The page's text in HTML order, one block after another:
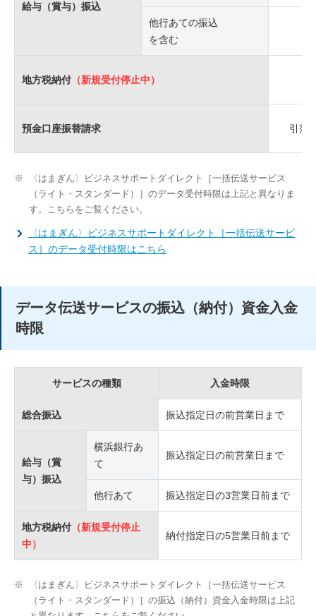
給与（賞与）振込
他行あての振込
を含む
地方税納付 （新規受付停止中）
預金口座振替請求 引落
※
〈はまぎん〉ビジネスサポートダイレクト［一括伝送サービス
（ライト・スタンダード）］のデータ受付時限は上記と異なりま
す。こちらをご覧ください。
〈はまぎん〉ビジネスサポートダイレクト［一括伝送サービ
ス］のデータ受付時限はこちら
データ伝送サービスの振込（納付）資金入金
時限
サービスの種類 入金時限
総合振込 振込指定日の前営業日まで
給与（賞
与）振込
横浜銀行あ
て
振込指定日の前営業日まで
他行あて 振込指定日の3営業日前まで
地方税納付 （新規受付停止
中）
納付指定日の5営業日前まで
※
〈はまぎん〉ビジネスサポートダイレクト［一括伝送サービス
（ライト・スタンダード）］の振込（納付）資金入金時限は上記